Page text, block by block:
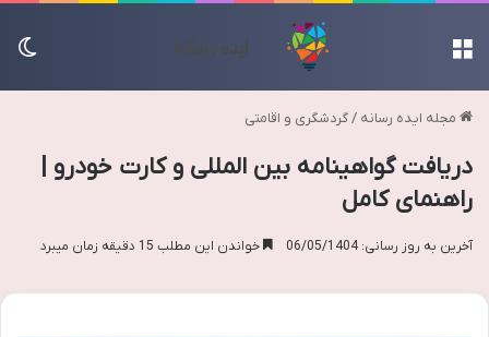
مجله ایده رسانه /گردشگری و اقامتی
دریافت گواهینامه بین المللی و کارت خودرو |
راهنمای کامل
آخرین به روز رسانی: 06/05/1404 خواندن این مطلب 15 دقیقه زمان میبرد